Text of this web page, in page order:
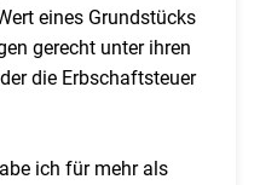
eines Grundstücks
gerecht unter ihren
die Erbschaftsteuer
ich für mehr als